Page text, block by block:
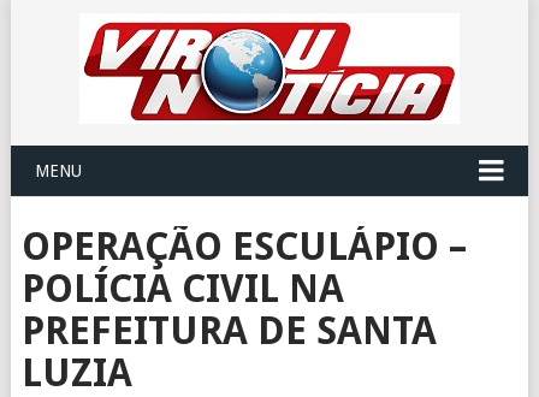
MENU
OPERAÇÃO ESCULÁPIO –
POLÍCIA CIVIL NA
PREFEITURA DE SANTA
LUZIA